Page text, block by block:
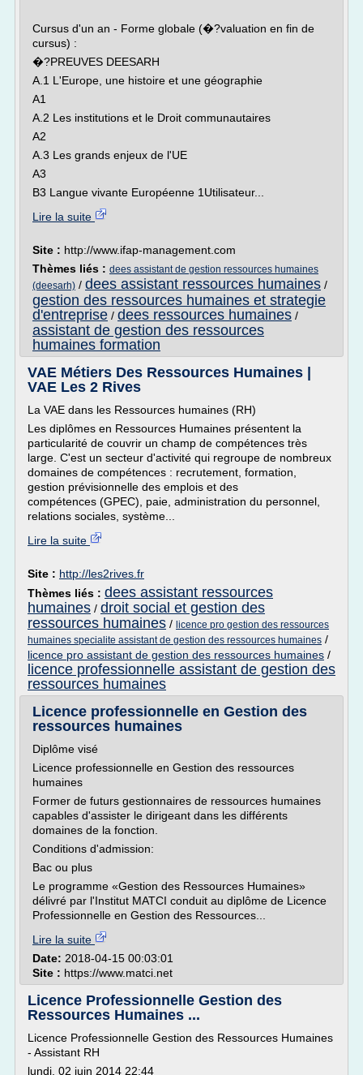
Cursus d'un an - Forme globale (�?valuation en fin de
cursus) :
�?PREUVES DEESARH
A.1 L'Europe, une histoire et une géographie
A1
A.2 Les institutions et le Droit communautaires
A2
A.3 Les grands enjeux de l'UE
A3
B3 Langue vivante Européenne 1Utilisateur...
Lire la suite
Site : http://www.ifap-management.com
Thèmes liés : dees assistant de gestion ressources humaines
(deesarh) / dees assistant ressources humaines /
gestion des ressources humaines et strategie
d'entreprise / dees ressources humaines /
assistant de gestion des ressources
humaines formation
VAE Métiers Des Ressources Humaines |
VAE Les 2 Rives
La VAE dans les Ressources humaines (RH)
Les diplômes en Ressources Humaines présentent la
particularité de couvrir un champ de compétences très
large. C'est un secteur d'activité qui regroupe de nombreux
domaines de compétences : recrutement, formation,
gestion prévisionnelle des emplois et des
compétences (GPEC), paie, administration du personnel,
relations sociales, système...
Lire la suite
Site : http://les2rives.fr
Thèmes liés : dees assistant ressources
humaines / droit social et gestion des
ressources humaines / licence pro gestion des ressources
humaines specialite assistant de gestion des ressources humaines /
licence pro assistant de gestion des ressources humaines /
licence professionnelle assistant de gestion des
ressources humaines
Licence professionnelle en Gestion des
ressources humaines
Diplôme visé
Licence professionnelle en Gestion des ressources
humaines
Former de futurs gestionnaires de ressources humaines
capables d'assister le dirigeant dans les différents
domaines de la fonction.
Conditions d'admission:
Bac ou plus
Le programme «Gestion des Ressources Humaines»
délivré par l'Institut MATCI conduit au diplôme de Licence
Professionnelle en Gestion des Ressources...
Lire la suite
Date: 2018-04-15 00:03:01
Site : https://www.matci.net
Licence Professionnelle Gestion des
Ressources Humaines ...
Licence Professionnelle Gestion des Ressources Humaines
- Assistant RH
lundi, 02 juin 2014 22:44